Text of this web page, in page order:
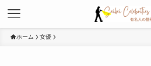
ホーム 女優